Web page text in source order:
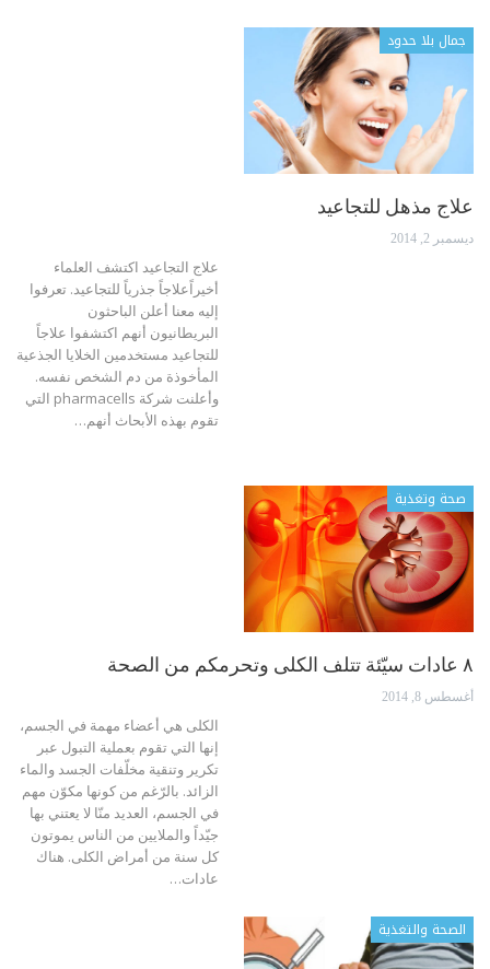
جمال بلا حدود
علاج مذهل للتجاعيد
ديسمبر 2, 2014
علاج التجاعيد اكتشف العلماء
أخيراًعلاجاً جذرياً للتجاعيد. تعرفوا
إليه معنا أعلن الباحثون
البريطانيون أنهم اكتشفوا علاجاً
للتجاعيد مستخدمين الخلايا الجذعية
المأخوذة من دم الشخص نفسه.
وأعلنت شركة pharmacells التي
تقوم بهذه الأبحاث أنهم…
صحة وتغذية
٨ عادات سيّئة تتلف الكلى وتحرمكم من الصحة
أغسطس 8, 2014
الكلى هي أعضاء مهمة في الجسم،
إنها التي تقوم بعملية التبول عبر
تكرير وتنقية مخلّفات الجسد والماء
الزائد. بالرّغم من كونها مكوّن مهم
في الجسم، العديد منّا لا يعتني بها
جيّداً والملايين من الناس يموتون
كل سنة من أمراض الكلى. هناك
عادات…
الصحة والتغذية